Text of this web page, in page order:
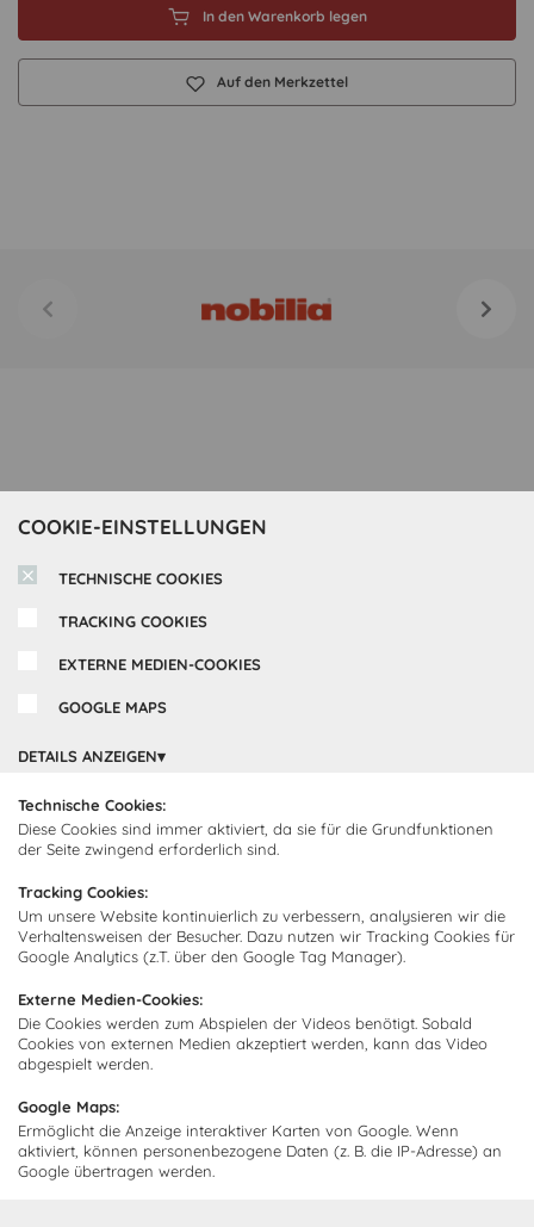
COOKIE-EINSTELLUNGEN
TECHNISCHE COOKIES
TRACKING COOKIES
EXTERNE MEDIEN-COOKIES
GOOGLE MAPS
DETAILS ANZEIGEN
Technische Cookies:
Diese Cookies sind immer aktiviert, da sie für die Grundfunktionen
der Seite zwingend erforderlich sind.
Tracking Cookies:
Um unsere Website kontinuierlich zu verbessern, analysieren wir die
Verhaltensweisen der Besucher. Dazu nutzen wir Tracking Cookies für
Google Analytics (z.T. über den Google Tag Manager).
Externe Medien-Cookies:
Die Cookies werden zum Abspielen der Videos benötigt. Sobald
Cookies von externen Medien akzeptiert werden, kann das Video
abgespielt werden.
Google Maps:
Ermöglicht die Anzeige interaktiver Karten von Google. Wenn
aktiviert, können personenbezogene Daten (z. B. die IP-Adresse) an
Google übertragen werden.
In den Warenkorb legen
Auf den Merkzettel
Inspirationen
Über Cocooning24
Über uns
Impressum
Kontakt
Kundendienst
Montage
Zahlarten
Newsletter abonnieren
Abonnieren Sie unseren
Newsletter und empfangen Sie
per E-Mail-Newsletter über seine Angebote informiert.
Diese Einwilligung kann jederzeit widerrufen werden. Einzelheiten
sind in derDatenschutzrichtlinie